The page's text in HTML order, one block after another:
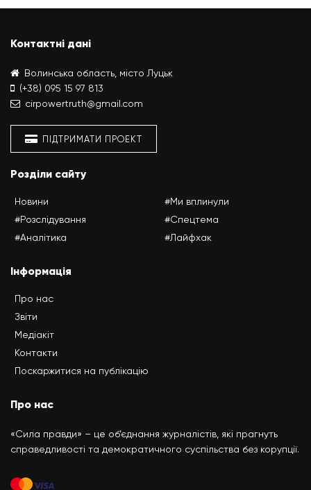
Контактні дані
Волинська область, місто Луцьк
(+38) 095 15 97 813
cirpowertruth@gmail.com
ПІДТРИМАТИ ПРОЕКТ
Розділи сайту
Новини
#Розслідування
#Аналітика
#Ми вплинули
#Спецтема
#Лайфхак
Інформація
Про нас
Звіти
Медіакіт
Контакти
Поскаржитися на публікацію
Про нас
«Сила правди» – це об’єднання журналістів, які прагнуть
справедливості та демократичного суспільства без корупції.